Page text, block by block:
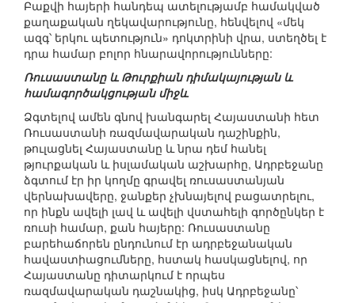
Բաքվի հայերի հանդեպ ատելությամբ համակված
քաղաքական ղեկավարությունը, հենվելով «մեկ
ազգ՝ երկու պետություն» դոկտրինի վրա, ստեղծել է
դրա համար բոլոր հնարավորությունները:
Ռուսաստանը և Թուրքիան դիմակայության և
համագործակցության միջև
Ձգտելով ամեն գնով խանգարել Հայաստանի հետ
Ռուսաստանի ռազմավարական դաշինքին,
թուլացնել Հայաստանը և նրա դեմ հանել
թյուրքական և իսլամական աշխարհը, Ադրբեջանը
ձգտում էր իր կողմը գրավել ռուսաստանյան
վերնախավերը, ջանքեր չխնայելով բացատրելու,
որ ինքն ավելի լավ և ավելի վստահելի գործընկեր է
ռուսի համար, քան հայերը: Ռուսաստանը
բարեհաճորեն ընդունում էր ադրբեջանական
հավաստիացումները, հստակ հասկացնելով, որ
Հայաստանը դիտարկում է որպես
ռազմավարական դաշնակից, իսկ Ադրբեջանը՝